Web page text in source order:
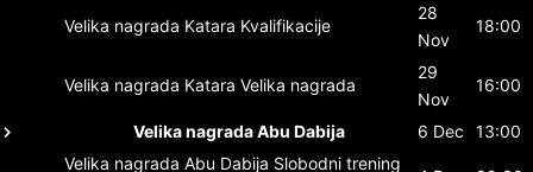
Velika nagrada Katara Kvalifikacije
28
Nov
18:00
Velika nagrada Katara Velika nagrada
29
Nov
16:00
Velika nagrada Abu Dabija 6 Dec
13:00
Velika nagrada Abu Dabija Slobodni trening